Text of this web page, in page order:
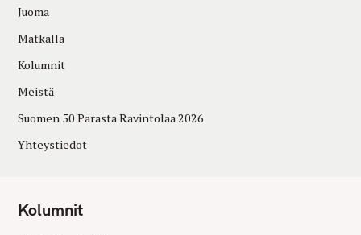
Juoma
Matkalla
Kolumnit
Meistä
Suomen 50 Parasta Ravintolaa 2026
Yhteystiedot
Kolumnit